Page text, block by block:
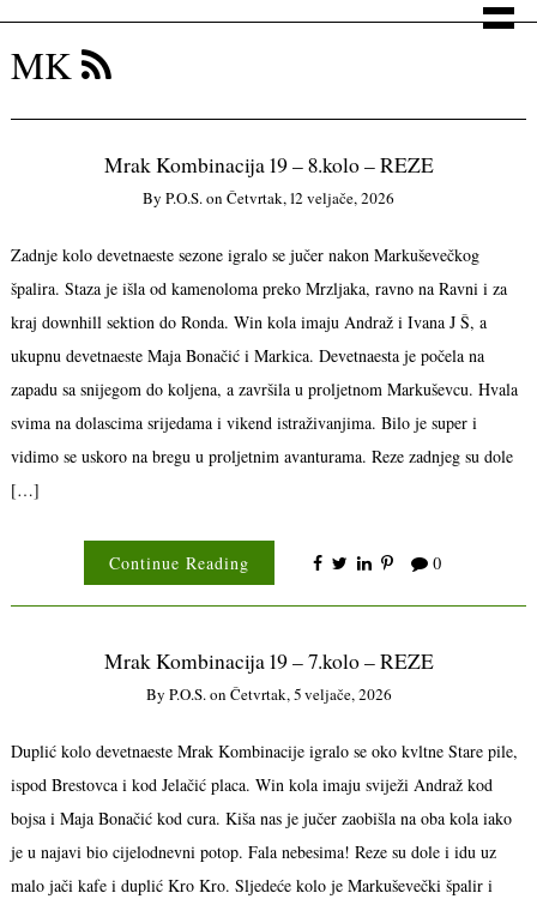
MK
Mrak Kombinacija 19 – 8.kolo – REZE
By P.o.s.on Četvrtak, 12 veljače, 2026
Zadnje kolo devetnaeste sezone igralo se jučer nakon Markuševečkog
špalira. Staza je išla od kamenoloma preko Mrzljaka, ravno na Ravni i za
kraj downhill sektion do Ronda. Win kola imaju Andraž i Ivana J Š, a
ukupnu devetnaeste Maja Bonačić i Markica. Devetnaesta je počela na
zapadu sa snijegom do koljena, a završila u proljetnom Markuševcu. Hvala
svima na dolascima srijedama i vikend istraživanjima. Bilo je super i
vidimo se uskoro na bregu u proljetnim avanturama. Reze zadnjeg su dole
[…]
Continue Reading 0
Mrak Kombinacija 19 – 7.kolo – REZE
By P.o.s.on Četvrtak, 5 veljače, 2026
Duplić kolo devetnaeste Mrak Kombinacije igralo se oko kvltne Stare pile,
ispod Brestovca i kod Jelačić placa. Win kola imaju sviježi Andraž kod
bojsa i Maja Bonačić kod cura. Kiša nas je jučer zaobišla na oba kola iako
je u najavi bio cijelodnevni potop. Fala nebesima! Reze su dole i idu uz
malo jači kafe i duplić Kro Kro. Sljedeće kolo je Markuševečki špalir i